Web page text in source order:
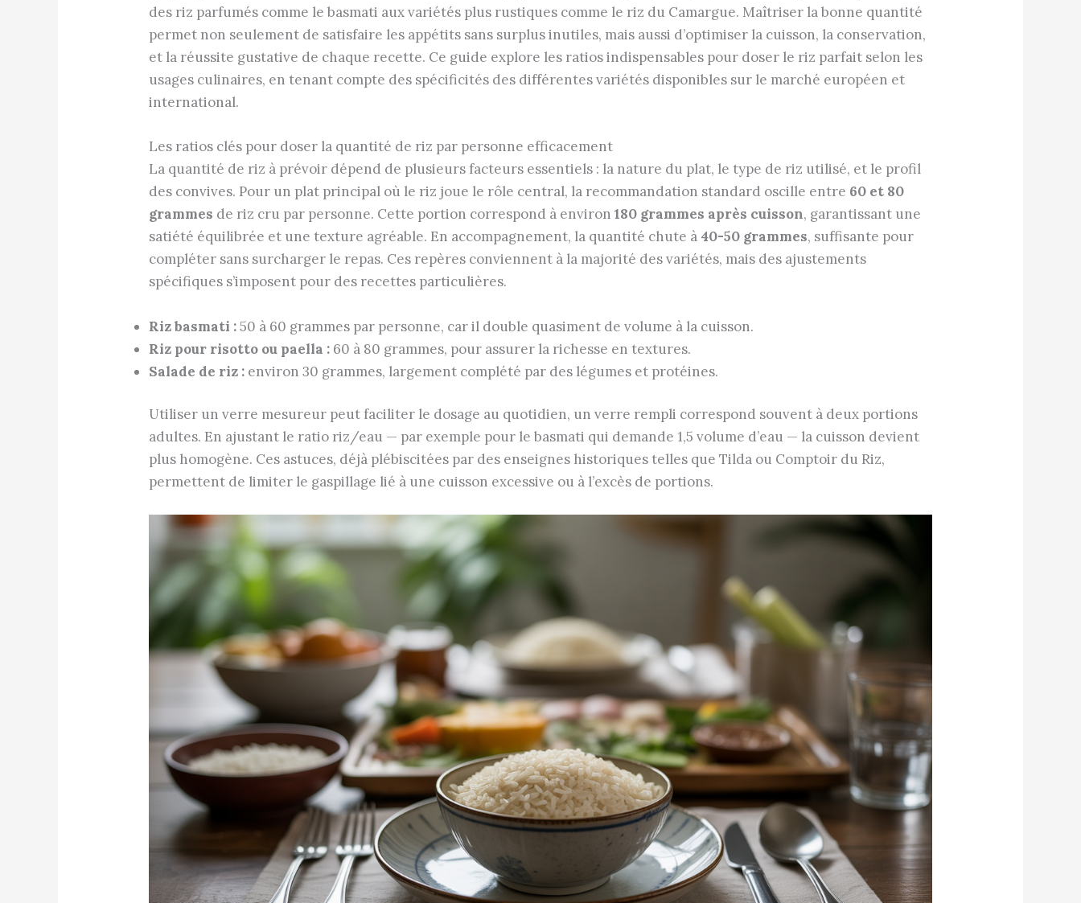
des riz parfumés comme le basmati aux variétés plus rustiques comme le riz du Camargue. Maîtriser la bonne quantité
permet non seulement de satisfaire les appétits sans surplus inutiles, mais aussi d’optimiser la cuisson, la conservation,
et la réussite gustative de chaque recette. Ce guide explore les ratios indispensables pour doser le riz parfait selon les
usages culinaires, en tenant compte des spécificités des différentes variétés disponibles sur le marché européen et
international.
Les ratios clés pour doser la quantité de riz par personne efficacement
La quantité de riz à prévoir dépend de plusieurs facteurs essentiels : la nature du plat, le type de riz utilisé, et le profil
des convives. Pour un plat principal où le riz joue le rôle central, la recommandation standard oscille entre 60 et 80
grammes de riz cru par personne. Cette portion correspond à environ180 grammes après cuisson, garantissant une
satiété équilibrée et une texture agréable. En accompagnement, la quantité chute à 40-50 grammes, suffisante pour
compléter sans surcharger le repas. Ces repères conviennent à la majorité des variétés, mais des ajustements
spécifiques s’imposent pour des recettes particulières.
Riz basmati :50 à 60 grammes par personne, car il double quasiment de volume à la cuisson.
Riz pour risotto ou paella : 60 à 80 grammes, pour assurer la richesse en textures.
Salade de riz : environ 30 grammes, largement complété par des légumes et protéines.
Utiliser un verre mesureur peut faciliter le dosage au quotidien, un verre rempli correspond souvent à deux portions
adultes. En ajustant le ratio riz/eau — par exemple pour le basmati qui demande 1,5 volume d’eau — la cuisson devient
plus homogène. Ces astuces, déjà plébiscitées par des enseignes historiques telles que Tilda ou Comptoir du Riz,
permettent de limiter le gaspillage lié à une cuisson excessive ou à l’excès de portions.